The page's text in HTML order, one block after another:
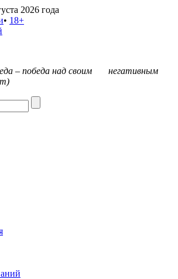
2026 года
• 18+
– победа над своим негативным